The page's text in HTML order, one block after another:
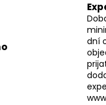
dní